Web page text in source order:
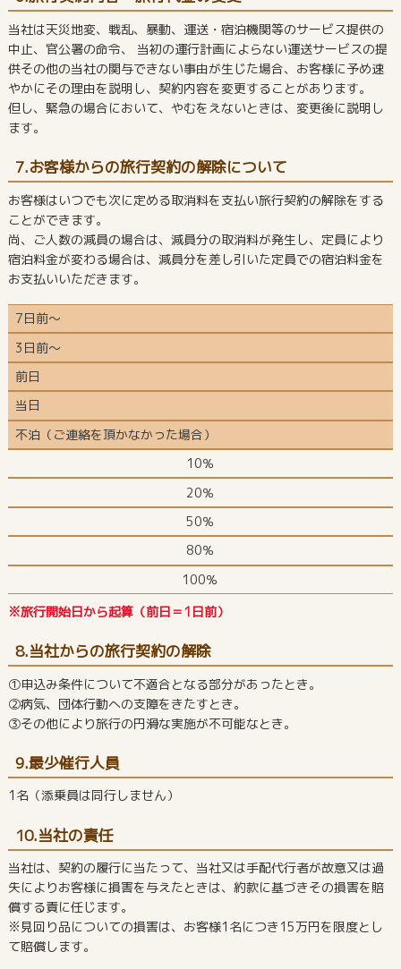
当社は天災地変、戦乱、暴動、運送・宿泊機関等のサービス提供の
中止、官公署の命令、 当初の運行計画によらない運送サービスの提
供その他の当社の関与できない事由が生じた場合、お客様に予め速
やかにその理由を説明し、契約内容を変更することがあります。
但し、緊急の場合において、やむをえないときは、変更後に説明し
ます。
7.お客様からの旅行契約の解除について
お客様はいつでも次に定める取消料を支払い旅行契約の解除をする
ことができます。
尚、ご人数の減員の場合は、減員分の取消料が発生し、定員により
宿泊料金が変わる場合は、減員分を差し引いた定員での宿泊料金を
お支払いいただきます。
7日前～
3日前～
前日
当日
不泊（ご連絡を頂かなかった場合）
10％
20％
50％
80％
100％
※旅行開始日から起算（前日＝1日前）
8.当社からの旅行契約の解除
①申込み条件について不適合となる部分があったとき。
②病気、団体行動への支障をきたすとき。
③その他により旅行の円滑な実施が不可能なとき。
9.最少催行人員
1名（添乗員は同行しません）
10.当社の責任
当社は、契約の履行に当たって、当社又は手配代行者が故意又は過
失によりお客様に損害を与えたときは、約款に基づきその損害を賠
償する責に任じます。
※見回り品についての損害は、お客様1名につき15万円を限度とし
て賠償します。